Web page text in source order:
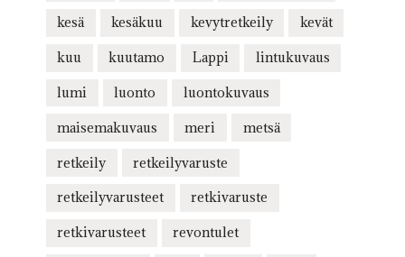
kesä kesäkuu kevytretkeily kevät
kuu kuutamo Lappi lintukuvaus
lumi luonto luontokuvaus
maisemakuvaus meri metsä
retkeily retkeilyvaruste
retkeilyvarusteet retkivaruste
retkivarusteet revontulet